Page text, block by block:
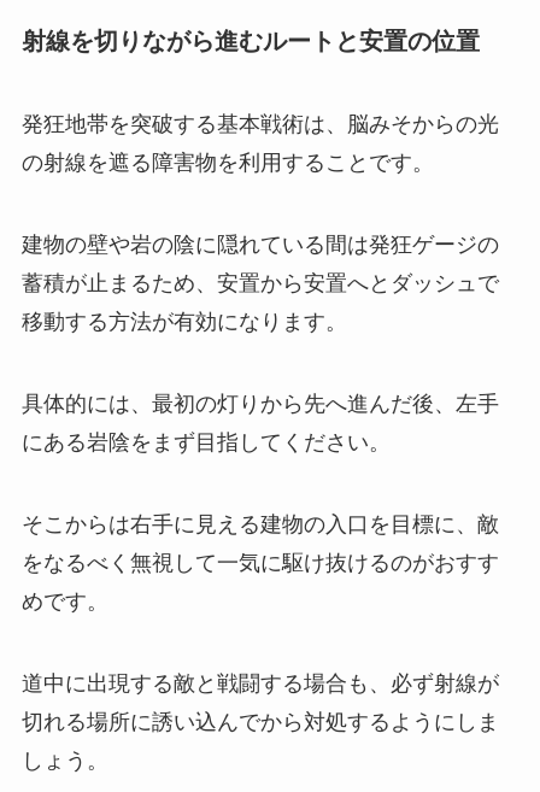
射線を切りながら進むルートと安置の位置
発狂地帯を突破する基本戦術は、脳みそからの光
の射線を遮る障害物を利用することです。
建物の壁や岩の陰に隠れている間は発狂ゲージの
蓄積が止まるため、安置から安置へとダッシュで
移動する方法が有効になります。
具体的には、最初の灯りから先へ進んだ後、左手
にある岩陰をまず目指してください。
そこからは右手に見える建物の入口を目標に、敵
をなるべく無視して一気に駆け抜けるのがおすす
めです。
道中に出現する敵と戦闘する場合も、必ず射線が
切れる場所に誘い込んでから対処するようにしま
しょう。